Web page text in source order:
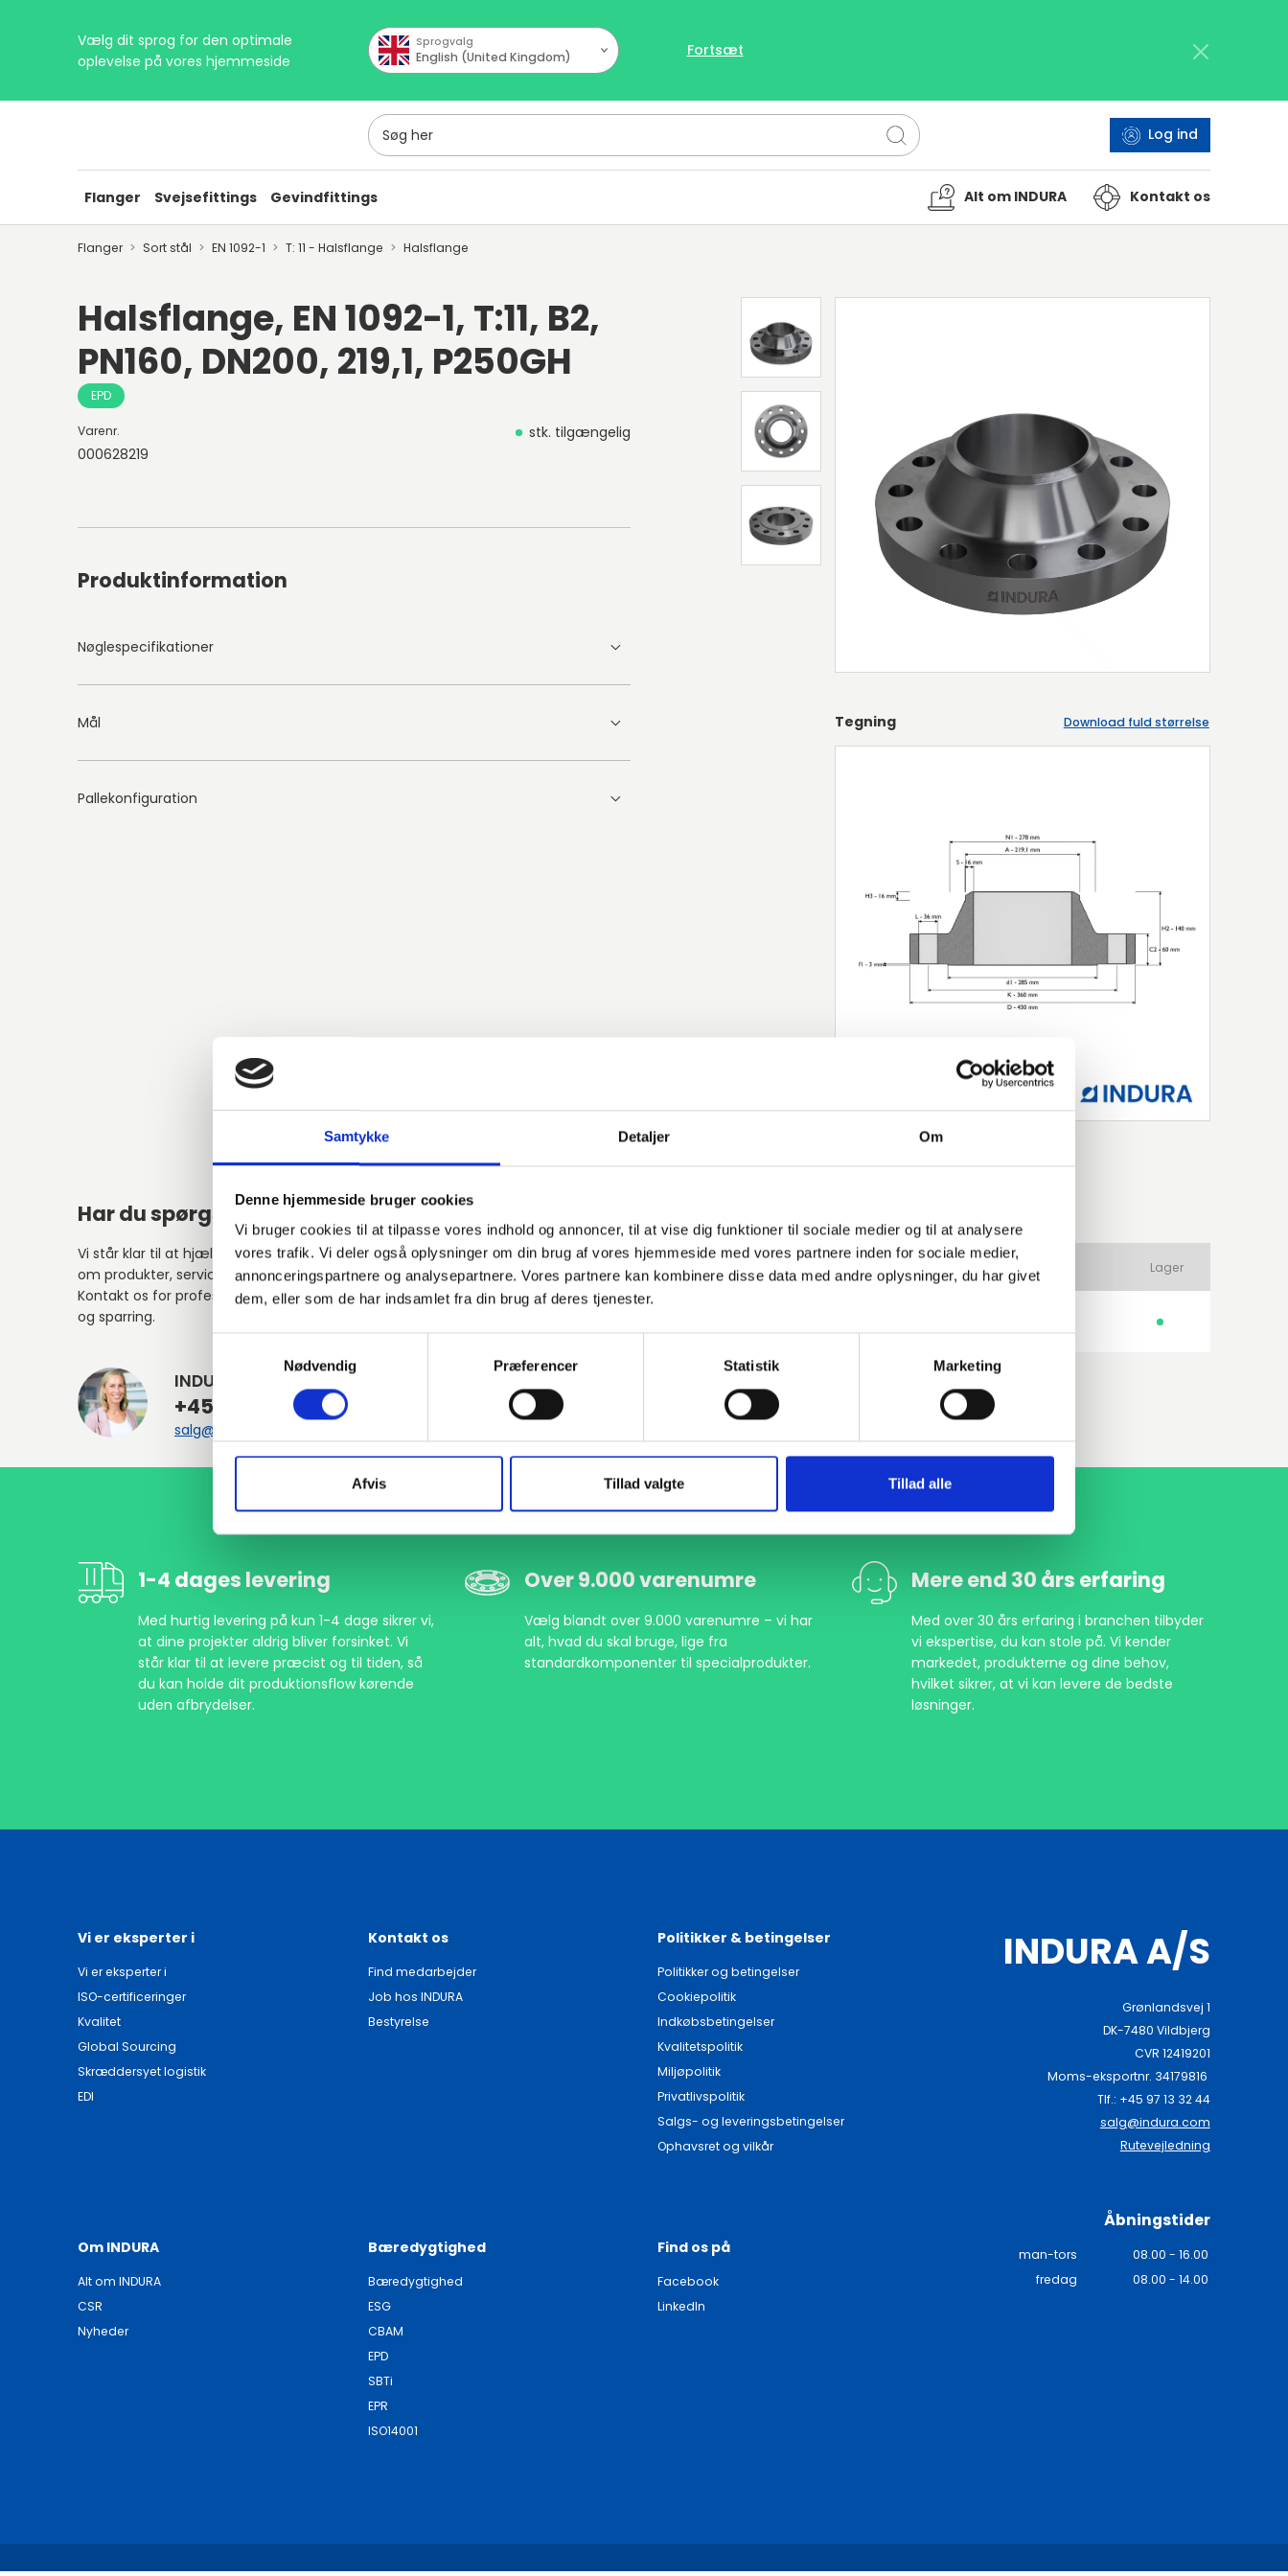
Samtykke Detaljer Om
Denne hjemmeside bruger cookies
Vi bruger cookies til at tilpasse vores indhold og annoncer, til at vise dig funktioner til sociale medier og til at analysere
vores trafik. Vi deler også oplysninger om din brug af vores hjemmeside med vores partnere inden for sociale medier,
annonceringspartnere og analysepartnere. Vores partnere kan kombinere disse data med andre oplysninger, du har givet
dem, eller som de har indsamlet fra din brug af deres tjenester.
Nødvendig
Præferencer Statistik Marketing
Afvis Tillad valgte Tillad alle
Vælg dit sprog for den optimale
oplevelse på vores hjemmeside
Sprogvalg
English (United Kingdom) Fortsæt
Søg her
Log ind
Flanger Svejsefittings Gevindfittings Alt om INDURA Kontakt os
Flanger Sort stål EN 1092-1 T: 11 - Halsflange Halsflange
Halsflange, EN 1092-1, T:11, B2,
PN160, DN200, 219,1, P250GH
EPD
Varenr.
000628219
stk. tilgængelig
Produktinformation
Nøglespecifikationer
Mål
Pallekonfiguration
Tegning Download fuld størrelse
Har du spørgsmål?
Vi står klar til at hjælpe med spørgsmål
om produkter, service eller andet.
Kontakt os for professionel rådgivning
og sparring.
INDURA DK
+45 97 13 32 44
salg@indura.com
Alternative varer
Varenummer Beskrivelse Norm Materiale Produkttype Lager
1-4 dages levering
Med hurtig levering på kun 1-4 dage sikrer vi,
at dine projekter aldrig bliver forsinket. Vi
står klar til at levere præcist og til tiden, så
du kan holde dit produktionsflow kørende
uden afbrydelser.
Over 9.000 varenumre
Vælg blandt over 9.000 varenumre – vi har
alt, hvad du skal bruge, lige fra
standardkomponenter til specialprodukter.
Mere end 30 års erfaring
Med over 30 års erfaring i branchen tilbyder
vi ekspertise, du kan stole på. Vi kender
markedet, produkterne og dine behov,
hvilket sikrer, at vi kan levere de bedste
løsninger.
Vi er eksperter i
Vi er eksperter i
ISO-certificeringer
Kvalitet
Global Sourcing
Skræddersyet logistik
EDI
Kontakt os
Find medarbejder
Job hos INDURA
Bestyrelse
Politikker & betingelser
Politikker og betingelser
Cookiepolitik
Indkøbsbetingelser
Kvalitetspolitik
Miljøpolitik
Privatlivspolitik
Salgs- og leveringsbetingelser
Ophavsret og vilkår
Om INDURA
Alt om INDURA
CSR
Nyheder
Bæredygtighed
Bæredygtighed
ESG
CBAM
EPD
SBTi
EPR
ISO14001
Find os på
Facebook
LinkedIn
INDURA A/S
Grønlandsvej 1
DK-7480 Vildbjerg
CVR 12419201
Moms-eksportnr. 34179816
Tlf.: +45 97 13 32 44
salg@indura.com
Rutevejledning
Åbningstider
man-tors
08.00 - 16.00
fredag
08.00 - 14.00